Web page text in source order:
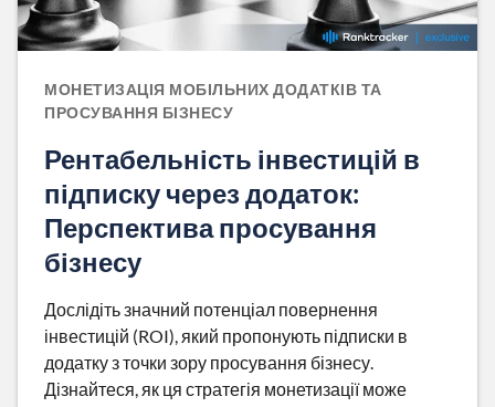
МОНЕТИЗАЦІЯ МОБІЛЬНИХ ДОДАТКІВ ТА
ПРОСУВАННЯ БІЗНЕСУ
Рентабельність інвестицій в
підписку через додаток:
Перспектива просування
бізнесу
Дослідіть значний потенціал повернення
інвестицій (ROI), який пропонують підписки в
додатку з точки зору просування бізнесу.
Дізнайтеся, як ця стратегія монетизації може